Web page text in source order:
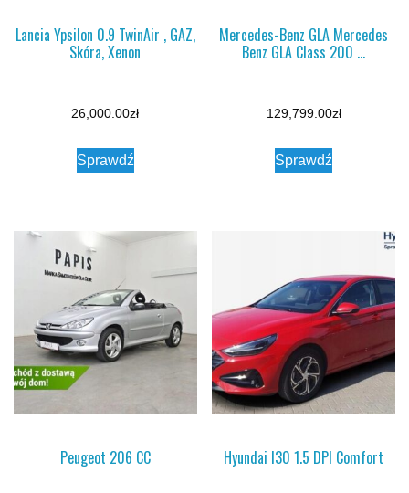
Lancia Ypsilon 0.9 TwinAir , GAZ,
Skóra, Xenon
26,000.00zł
Sprawdź
Mercedes-Benz GLA Mercedes
Benz GLA Class 200 …
129,799.00zł
Sprawdź
Peugeot 206 CC Hyundai I30 1.5 DPI Comfort